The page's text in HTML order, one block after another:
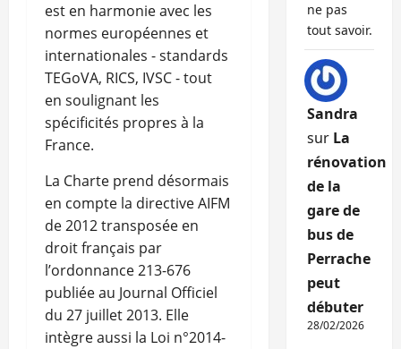
est en harmonie avec les
normes européennes et
internationales - standards
TEGoVA, RICS, IVSC - tout
en soulignant les
spécificités propres à la
France.
La Charte prend désormais
en compte la directive AIFM
de 2012 transposée en
droit français par
l’ordonnance 213-676
publiée au Journal Officiel
du 27 juillet 2013. Elle
intègre aussi la Loi n°2014-
ne pas
tout savoir.
Sandra
sur La
rénovation
de la
gare de
bus de
Perrache
peut
débuter
28/02/2026